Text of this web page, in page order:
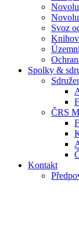
Svoz
Spolky &
ČRS
Kontakt